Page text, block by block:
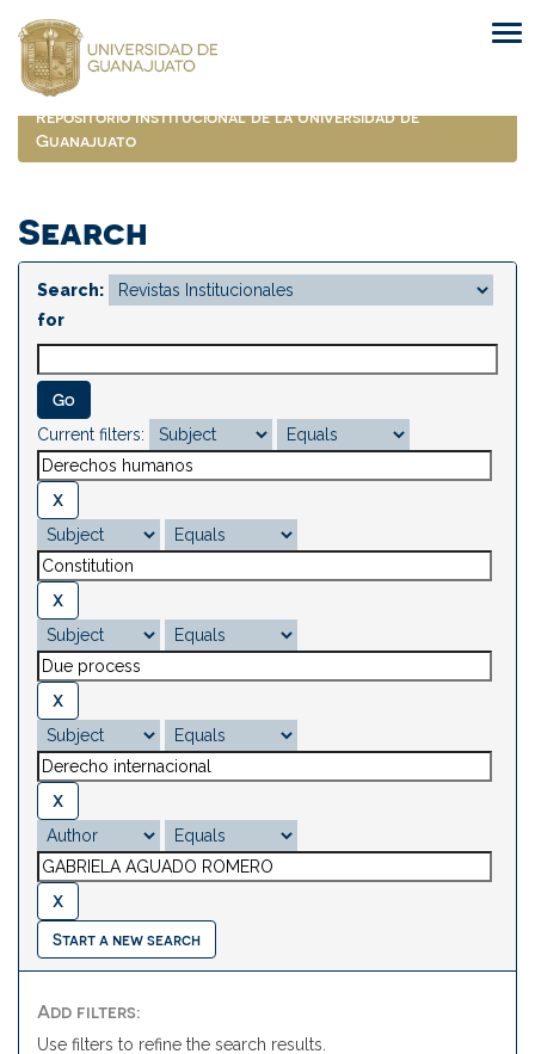
navigation
Repositorio Institucional de la Universidad de
Guanajuato
Search
Search:
for
Current filters:
Start a new search
Add filters:
Use filters to refine the search results.